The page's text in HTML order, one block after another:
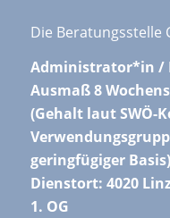
Die Beratungsstelle
Administrator*in /
Ausmaß 8
(Gehalt laut SWÖ-
geringfügiger Basis)
Dienstort: 4020
1. OG